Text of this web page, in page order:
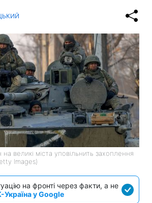
великі міста уповільнить захоплення
Images)
на фронті через факти, а не
Україна у Google